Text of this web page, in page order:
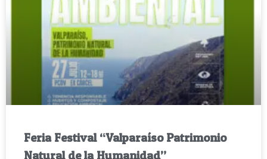
Feria Festival “Valparaíso Patrimonio
Natural de la Humanidad”